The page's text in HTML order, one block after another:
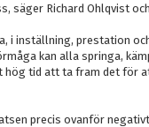
säger Richard Ohlqvist
i inställning, prestation
kan alla springa,
tid att ta fram det för
precis ovanför